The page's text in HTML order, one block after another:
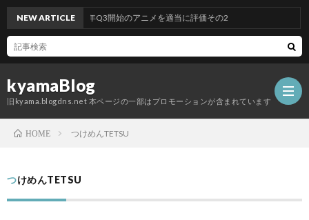
kyamaBlog
旧kyama.blogdns.net 本ページの一部はプロモーションが含まれています
NEW ARTICLE
2026年Q3開始のアニメを適当に評価その2
HOME つけめんTETSU
つけめんTETSU